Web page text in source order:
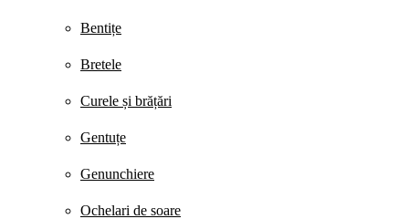
Bentițe
Bretele
Curele și brățări
Gentuțe
Genunchiere
Ochelari de soare